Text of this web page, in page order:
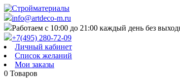
info@artdeco-m.ru
Работаем с 10:00 до 21:00 каждый день без
+7(495) 280-72-09
Личный кабинет
Список желаний
Мои заказы
0 Товаров